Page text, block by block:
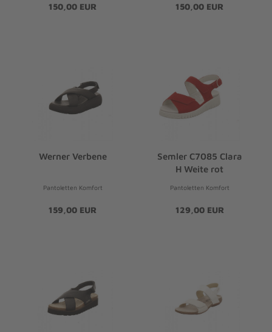
150,00 EUR 150,00 EUR
Werner Verbene
Pantoletten Komfort
159,00 EUR
Semler C7085 Clara
H Weite rot
Pantoletten Komfort
129,00 EUR